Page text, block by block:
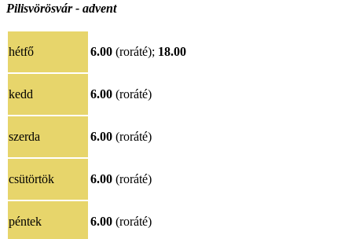
Pilisvörösvár - advent
hétfő 6.00 (roráté); 18.00
kedd 6.00 (roráté)
szerda 6.00 (roráté)
csütörtök 6.00 (roráté)
péntek 6.00 (roráté)